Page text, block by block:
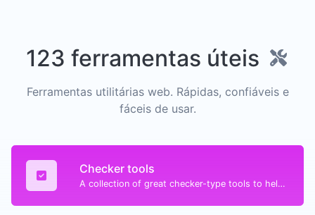
123 ferramentas úteis
Ferramentas utilitárias web. Rápidas, confiáveis e
fáceis de usar.
Checker tools
A collection of great checker-type tools to help you check & verify different types of things.